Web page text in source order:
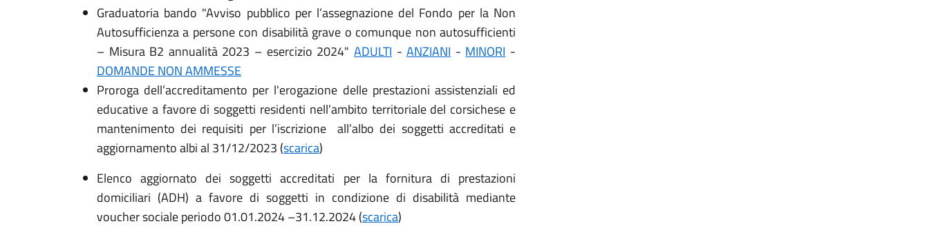
Graduatoria bando "Avviso pubblico per l’assegnazione del Fondo per la Non
Autosufficienza a persone con disabilità grave o comunque non autosufficienti
– Misura B2 annualità 2023 – esercizio 2024" ADULTI -ANZIANI - MINORI -
DOMANDE NON AMMESSE
Proroga dell’accreditamento per l'erogazione delle prestazioni assistenziali ed
educative a favore di soggetti residenti nell’ambito territoriale del corsichese e
mantenimento dei requisiti per l’iscrizione all’albo dei soggetti accreditati e
aggiornamento albi al 31/12/2023 (scarica)
Elenco aggiornato dei soggetti accreditati per la fornitura di prestazioni
domiciliari (ADH) a favore di soggetti in condizione di disabilità mediante
voucher sociale periodo 01.01.2024 –31.12.2024 (scarica)